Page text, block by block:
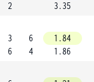
2
3.35
3
6
6
4
1.84
1.86